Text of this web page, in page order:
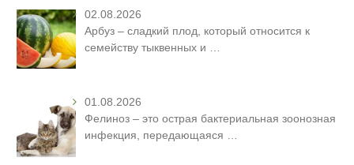
02.08.2026
Арбуз – сладкий плод, который относится к
семейству тыквенных и
01.08.2026
Фелиноз – это острая бактериальная зоонозная
инфекция, передающаяся …